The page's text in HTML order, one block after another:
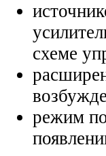
схеме
режим